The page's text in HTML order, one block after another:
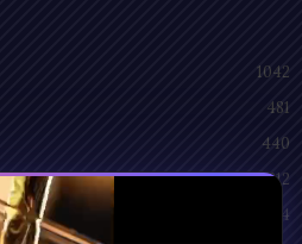
1042
481
440
212
94